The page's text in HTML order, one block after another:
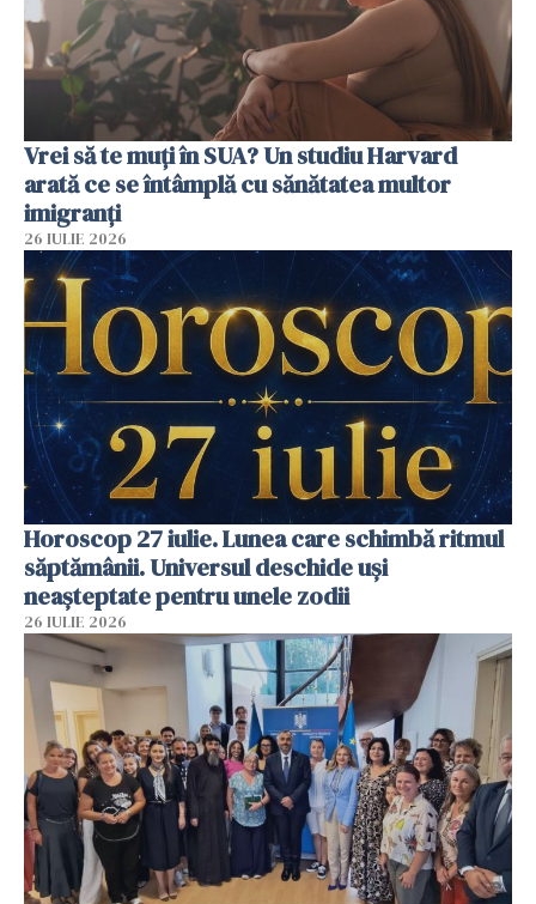
Vrei să te muți în SUA? Un studiu Harvard
arată ce se întâmplă cu sănătatea multor
imigranți
26 IULIE 2026
Horoscop 27 iulie. Lunea care schimbă ritmul
săptămânii. Universul deschide uși
neașteptate pentru unele zodii
26 IULIE 2026